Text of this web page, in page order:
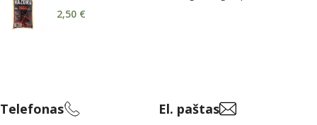
2,50 €
Telefonas El. paštas